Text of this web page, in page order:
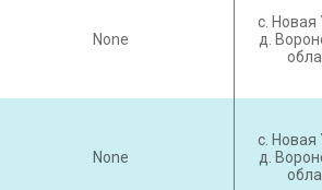
None
с. Новая
д.
None
с. Новая
д.